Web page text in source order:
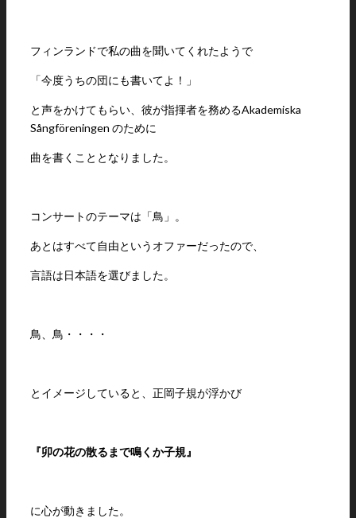
フィンランドで私の曲を聞いてくれたようで
「今度うちの団にも書いてよ！」
と声をかけてもらい、彼が指揮者を務めるAkademiska
Sångföreningen のために
曲を書くこととなりました。
コンサートのテーマは「鳥」。
あとはすべて自由というオファーだったので、
言語は日本語を選びました。
鳥、鳥・・・・
とイメージしていると、正岡子規が浮かび
『卯の花の散るまで鳴くか子規』
に心が動きました。